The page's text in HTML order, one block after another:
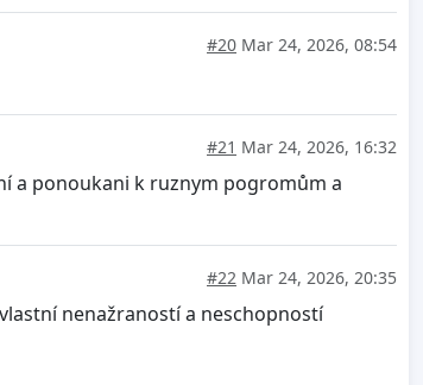
#20 Mar 24, 2026, 08:54
#21 Mar 24, 2026, 16:32
a ponoukani k ruznym pogromům a
#22 Mar 24, 2026, 20:35
nenažraností a neschopností